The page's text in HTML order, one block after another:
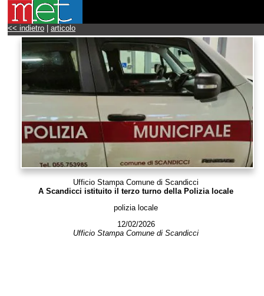
<< indietro articolo
Ufficio Stampa Comune di Scandicci
A Scandicci istituito il terzo turno della Polizia locale
polizia locale
12/02/2026
Ufficio Stampa Comune di Scandicci